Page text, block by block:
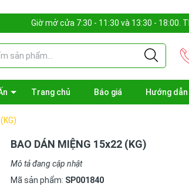
Giờ mở cửa 7:30 - 11:30 và 13:30 - 18:00.
Trang chủ Báo giá Hướng
BAO DÁN MIỆNG 15x22 (KG)
Mô tả đang cập nhật
Mã sản phẩm: SP001840